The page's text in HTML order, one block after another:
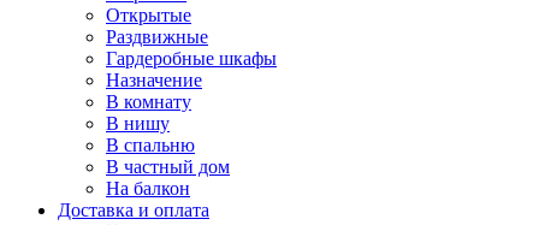
Открытые
Раздвижные
Гардеробные шкафы
Назначение
В комнату
В нишу
В спальню
В частный дом
На балкон
Доставка и оплата